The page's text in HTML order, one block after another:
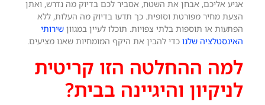
אגיע אליכם, אבחן את השטח, אסביר לכם בדיוק מה נדרש, ואתן
הצעת מחיר מפורטת וסופית. כך תדעו בדיוק מה העלות, ללא
הפתעות או תוספות בלתי צפויות. תוכלו לעיין במגוון שירותי
האינסטלציה שלנוכדי להבין את היקף המומחיות שאנו מציעים.
למה ההחלטה הזו קריטית
לניקיון והיגיינה בבית?